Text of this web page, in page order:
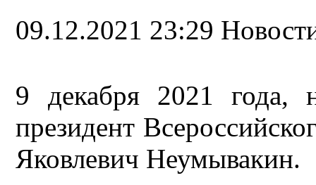
09.12.2021 23:29
9 декабря 2021 года,
президент
Яковлевич Неумывакин.